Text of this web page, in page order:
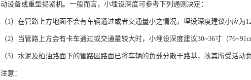
动设备或重型捣紧机。一般而言，小埋设深度可参考下列通则决定：
（1）在管路上方地面不会有车辆通过或者交通量小之情况，埋设深度建议小应为
（2）当管路上方会有卡车通过或交通量较大时，小埋设深度建议30~36寸（
（3）水泥及柏油路面下的管路因路面已将车辆的负载分散于路基，故其所受活动
注意：